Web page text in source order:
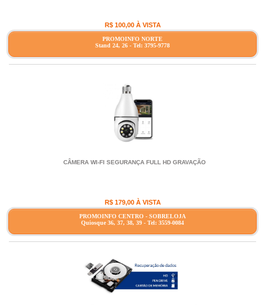
R$ 100,00 À VISTA
PROMOINFO NORTE
Stand 24, 26 - Tel: 3795-9778
CÂMERA WI-FI SEGURANÇA FULL HD GRAVAÇÃO
R$ 179,00 À VISTA
PROMOINFO CENTRO - SOBRELOJA
Quiosque 36, 37, 38, 39 - Tel: 3559-0084